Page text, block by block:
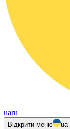
uaru
Відкрити меню ua